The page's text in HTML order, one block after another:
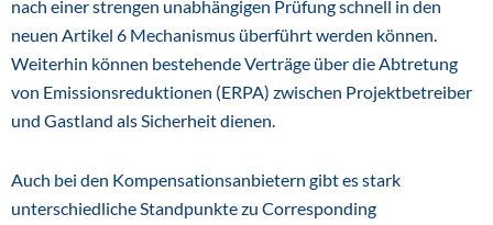
nach einer strengen unabhängigen Prüfung schnell in den
neuen Artikel 6 Mechanismus überführt werden können.
Weiterhin können bestehende Verträge über die Abtretung
von Emissionsreduktionen (ERPA) zwischen Projektbetreiber
und Gastland als Sicherheit dienen.
Auch bei den Kompensationsanbietern gibt es stark
unterschiedliche Standpunkte zu Corresponding